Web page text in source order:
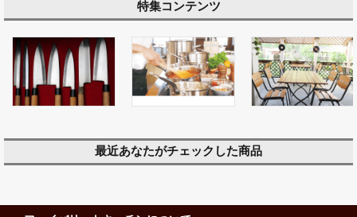
特集コンテンツ
最近あなたがチェックした商品